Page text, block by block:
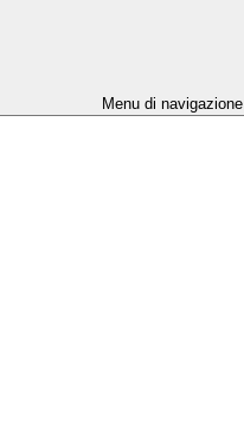
Menu di navigazione